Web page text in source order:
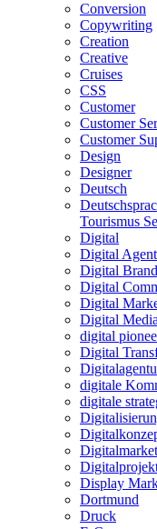
Conversion
Copywriting
Creation
Creative
Cruises
CSS
Customer
Customer
Customer
Design
Designer
Deutsch
Tourismus
Digital
Digital
Digital Brand
Digital
Digital
Digital
digital
Digital
digitale
digitale
Display
Dortmund
Druck